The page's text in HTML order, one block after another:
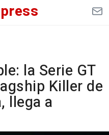
press
la Serie GT
Killer de
llega a